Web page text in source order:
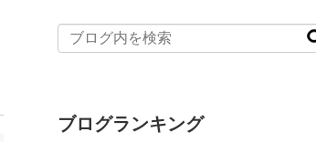
ブログランキング